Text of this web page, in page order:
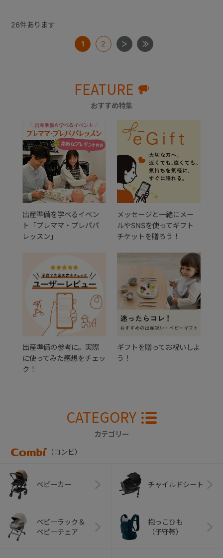
26件あります
1 2
FEATURE
おすすめ特集
出産準備を学べるイベン
ト「プレママ・プレパパ
レッスン」
メッセージと一緒にメー
ルやSNSを使ってギフト
チケットを贈ろう！
出産準備の参考に。実際
に使ってみた感想をチェッ
ク！
ギフトを贈ってお祝いしよ
う！
CATEGORY
カテゴリー
（コンビ）
ベビーカー チャイルドシート
ベビーラック＆
ベビーチェア
抱っこひも
（子守帯）